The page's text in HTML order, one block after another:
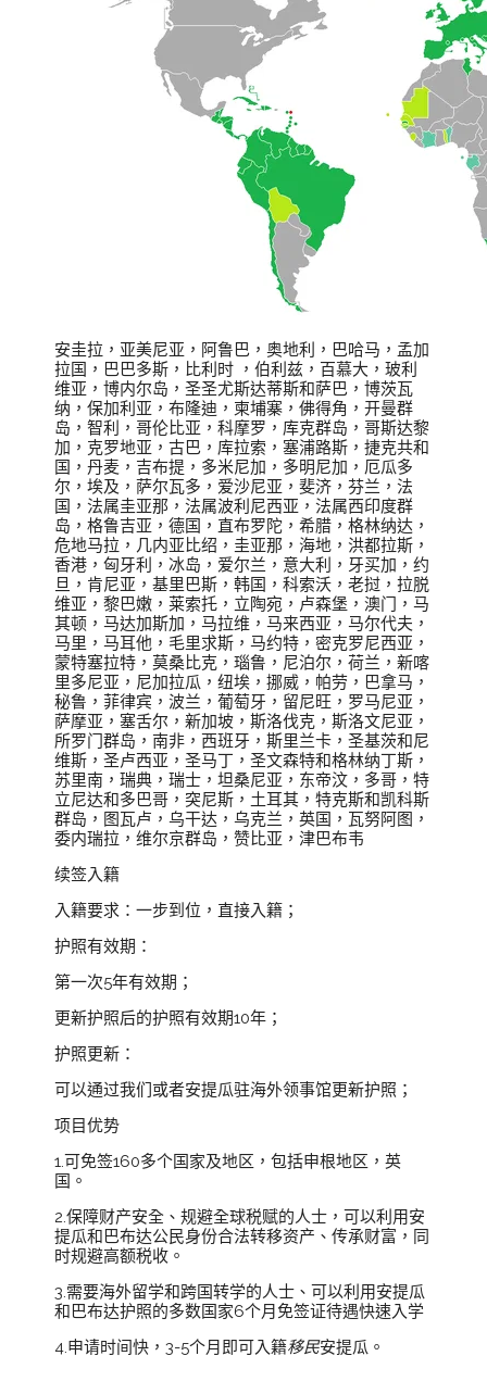
安圭拉，亚美尼亚，阿鲁巴，奥地利，巴哈马，孟加
拉国，巴巴多斯，比利时 ，伯利兹，百慕大，玻利
维亚，博内尔岛，圣圣尤斯达蒂斯和萨巴，博茨瓦
纳，保加利亚，布隆迪，柬埔寨，佛得角，开曼群
岛，智利，哥伦比亚，科摩罗，库克群岛，哥斯达黎
加，克罗地亚，古巴，库拉索，塞浦路斯，捷克共和
国，丹麦，吉布提，多米尼加，多明尼加，厄瓜多
尔，埃及，萨尔瓦多，爱沙尼亚，斐济，芬兰，法
国，法属圭亚那，法属波利尼西亚，法属西印度群
岛，格鲁吉亚，德国，直布罗陀，希腊，格林纳达，
危地马拉，几内亚比绍，圭亚那，海地，洪都拉斯，
香港，匈牙利，冰岛，爱尔兰，意大利，牙买加，约
旦，肯尼亚，基里巴斯，韩国，科索沃，老挝，拉脱
维亚，黎巴嫩，莱索托，立陶宛，卢森堡，澳门，马
其顿，马达加斯加，马拉维，马来西亚，马尔代夫，
马里，马耳他，毛里求斯，马约特，密克罗尼西亚，
蒙特塞拉特，莫桑比克，瑙鲁，尼泊尔，荷兰，新喀
里多尼亚，尼加拉瓜，纽埃，挪威，帕劳，巴拿马，
秘鲁，菲律宾，波兰，葡萄牙，留尼旺，罗马尼亚，
萨摩亚，塞舌尔，新加坡，斯洛伐克，斯洛文尼亚，
所罗门群岛，南非，西班牙，斯里兰卡，圣基茨和尼
维斯，圣卢西亚，圣马丁，圣文森特和格林纳丁斯，
苏里南，瑞典，瑞士，坦桑尼亚，东帝汶，多哥，特
立尼达和多巴哥，突尼斯，土耳其，特克斯和凯科斯
群岛，图瓦卢，乌干达，乌克兰，英国，瓦努阿图，
委内瑞拉，维尔京群岛，赞比亚，津巴布韦
续签入籍
入籍要求：一步到位，直接入籍；
护照有效期：
第一次5年有效期；
更新护照后的护照有效期10年；
护照更新：
可以通过我们或者安提瓜驻海外领事馆更新护照；
项目优势
1.可免签160多个国家及地区，包括申根地区，英
国。
2.保障财产安全、规避全球税赋的人士，可以利用安
提瓜和巴布达公民身份合法转移资产、传承财富，同
时规避高额税收。
3.需要海外留学和跨国转学的人士、可以利用安提瓜
和巴布达护照的多数国家6个月免签证待遇快速入学
4.申请时间快，3-5个月即可入籍移民安提瓜。